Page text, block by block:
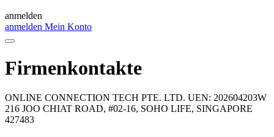
anmelden
anmelden Mein Konto
Firmenkontakte
ONLINE CONNECTION TECH PTE. LTD. UEN: 202604203W
216 JOO CHIAT ROAD, #02-16, SOHO LIFE, SINGAPORE
427483